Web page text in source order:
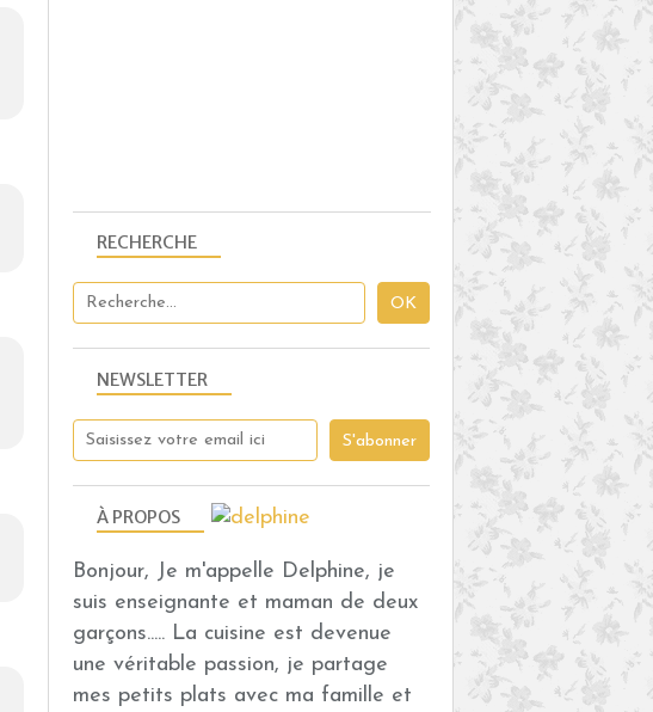
NEWSLETTER
RECHERCHE
À PROPOS
Bonjour, Je m'appelle Delphine, je
suis enseignante et maman de deux
garçons..... La cuisine est devenue
une véritable passion, je partage
mes petits plats avec ma famille et